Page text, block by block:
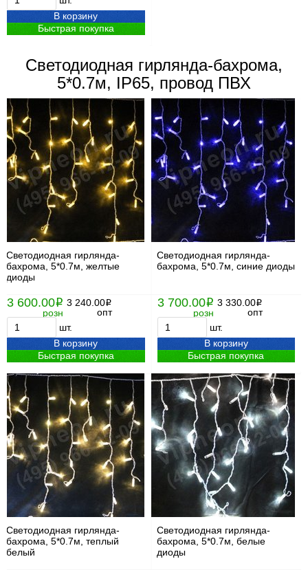
В корзину
Быстрая покупка
Светодиодная гирлянда-бахрома,
5*0.7м, IP65, провод ПВХ
Светодиодная гирлянда-
бахрома, 5*0.7м, желтые
диоды
3 600.00i
розн
3 240.00i
опт
шт.
В корзину
Быстрая покупка
Светодиодная гирлянда-
бахрома, 5*0.7м, синие диоды
3 700.00i
розн
3 330.00i
опт
шт.
В корзину
Быстрая покупка
Светодиодная гирлянда-
бахрома, 5*0.7м, теплый
белый
Светодиодная гирлянда-
бахрома, 5*0.7м, белые
диоды